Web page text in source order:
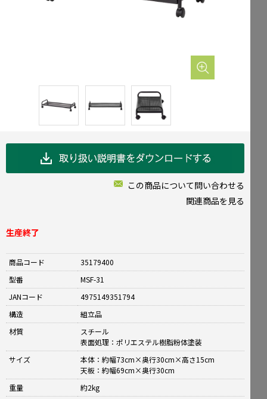
メールでお問合せ よくお寄せいただくご質問
0120-51-4128
この商品について問い合わせる
関連商品を見る
生産終了
商品コード
35179400
型番
MSF-31
JANコード
4975149351794
構造
組立品
材質
スチール
表面処理：ポリエステル樹脂粉体塗装
サイズ
本体：約幅73cm×奥行30cm×高さ15cm
天板：約幅69cm×奥行30cm
重量
約2kg